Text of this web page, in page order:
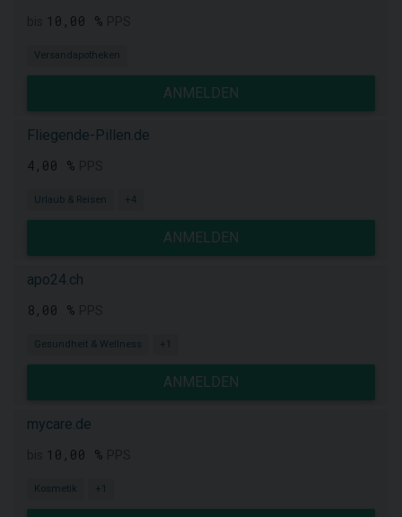
10,00 %
Versandapotheken
ANMELDEN
Fliegende-Pillen.de
4,00 %
Urlaub & Reisen +4
ANMELDEN
apo24.ch
8,00 %
Gesundheit & Wellness +1
ANMELDEN
mycare.de
10,00 %
Kosmetik +1